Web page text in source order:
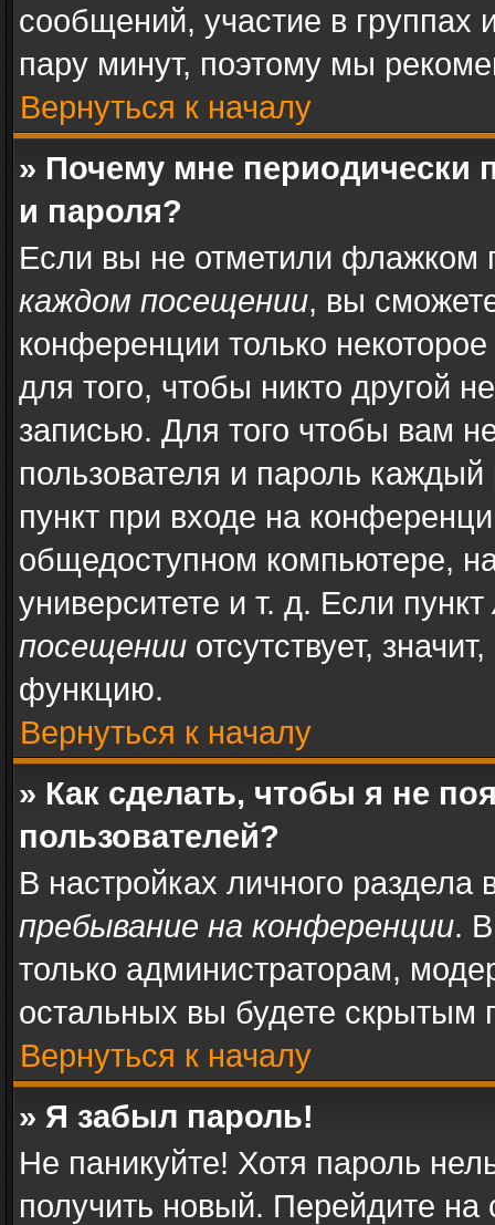
сообщений, участие в группах
пару минут, поэтому мы
Вернуться к началу
» Почему мне периодически
и пароля?
Если вы не отметили флажком
каждом посещении, вы
конференции только
для того, чтобы никто другой
записью. Для того чтобы вам
пользователя и пароль
пункт при входе на
общедоступном компьютере,
университете и т. д. Если пункт
посещении отсутствует,
функцию.
Вернуться к началу
» Как сделать, чтобы я не
пользователей?
В настройках личного
пребывание на конференции.
только администраторам,
остальных вы будете скрытым
Вернуться к началу
» Я забыл пароль!
Не паникуйте! Хотя пароль
получить новый. Перейдите